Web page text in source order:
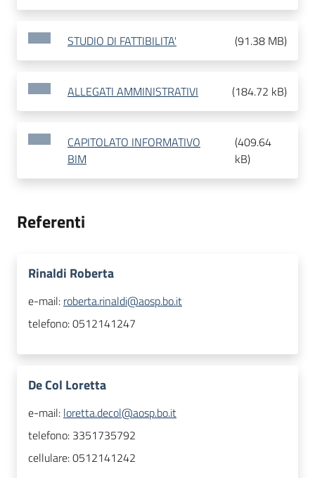
STUDIO DI FATTIBILITA' (91.38 MB)
ALLEGATI AMMINISTRATIVI (184.72 kB)
CAPITOLATO INFORMATIVO
BIM
(409.64
kB)
Referenti
Rinaldi Roberta
e-mail: roberta.rinaldi@aosp.bo.it
telefono:0512141247
De Col Loretta
e-mail: loretta.decol@aosp.bo.it
telefono: 3351735792
cellulare:0512141242